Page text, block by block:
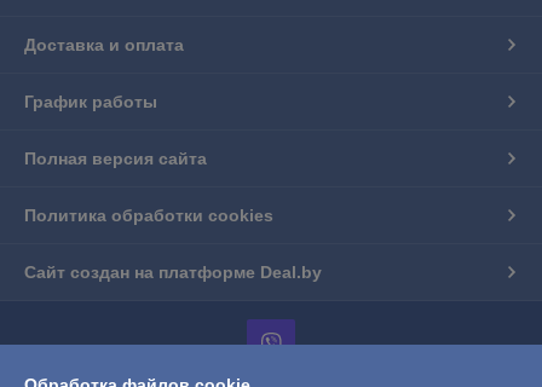
Доставка и оплата
График работы
Полная версия сайта
Политика обработки cookies
Сайт создан на платформе Deal.by